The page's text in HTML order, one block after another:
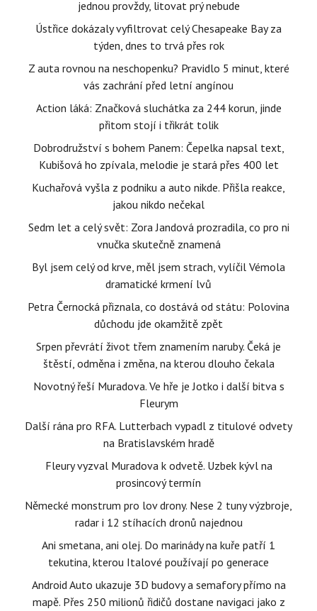
jednou provždy, litovat prý nebude
Ústřice dokázaly vyfiltrovat celý Chesapeake Bay za
týden, dnes to trvá přes rok
Z auta rovnou na neschopenku? Pravidlo 5 minut, které
vás zachrání před letní angínou
Action láká: Značková sluchátka za 244 korun, jinde
přitom stojí i třikrát tolik
Dobrodružství s bohem Panem: Čepelka napsal text,
Kubišová ho zpívala, melodie je stará přes 400 let
Kuchařová vyšla z podniku a auto nikde. Přišla reakce,
jakou nikdo nečekal
Sedm let a celý svět: Zora Jandová prozradila, co pro ni
vnučka skutečně znamená
Byl jsem celý od krve, měl jsem strach, vylíčil Vémola
dramatické krmení lvů
Petra Černocká přiznala, co dostává od státu: Polovina
důchodu jde okamžitě zpět
Srpen převrátí život třem znamením naruby. Čeká je
štěstí, odměna i změna, na kterou dlouho čekala
Novotný řeší Muradova. Ve hře je Jotko i další bitva s
Fleurym
Další rána pro RFA. Lutterbach vypadl z titulové odvety
na Bratislavském hradě
Fleury vyzval Muradova k odvetě. Uzbek kývl na
prosincový termín
Německé monstrum pro lov drony. Nese 2 tuny výzbroje,
radar i 12 stíhacích dronů najednou
Ani smetana, ani olej. Do marinády na kuře patří 1
tekutina, kterou Italové používají po generace
Android Auto ukazuje 3D budovy a semafory přímo na
mapě. Přes 250 milionů řidičů dostane navigaci jako z